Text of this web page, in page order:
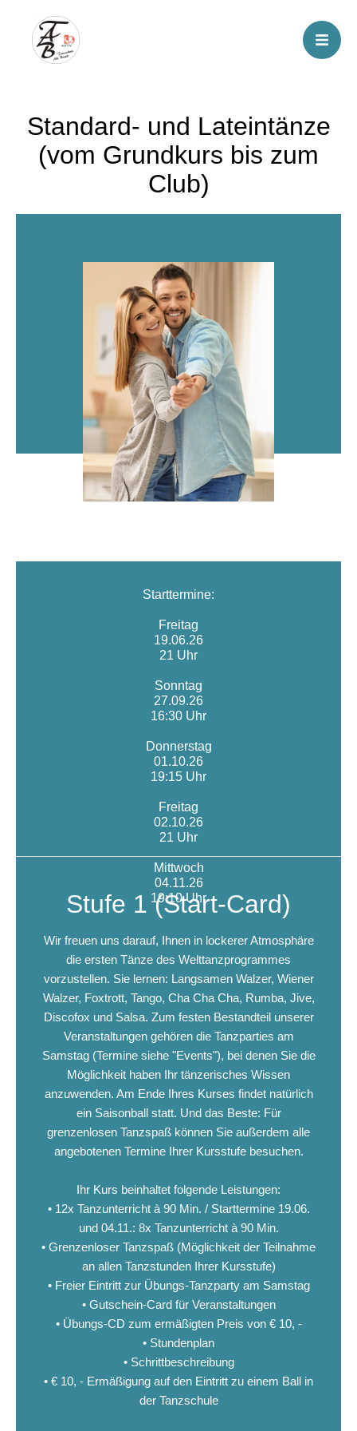
Standard- und Lateintänze
(vom Grundkurs bis zum
Club)
Starttermine:
Freitag
19.06.26
21 Uhr
Sonntag
27.09.26
16:30 Uhr
Donnerstag
01.10.26
19:15 Uhr
Freitag
02.10.26
21 Uhr
Mittwoch
04.11.26
19:10 Uhr
Stufe 1 (Start-Card)
Wir freuen uns darauf, Ihnen in lockerer Atmosphäre
die ersten Tänze des Welttanzprogrammes
vorzustellen. Sie lernen: Langsamen Walzer, Wiener
Walzer, Foxtrott, Tango, Cha Cha Cha, Rumba, Jive,
Discofox und Salsa. Zum festen Bestandteil unserer
Veranstaltungen gehören die Tanzparties am
Samstag (Termine siehe "Events"), bei denen Sie die
Möglichkeit haben Ihr tänzerisches Wissen
anzuwenden. Am Ende Ihres Kurses findet natürlich
ein Saisonball statt. Und das Beste: Für
grenzenlosen Tanzspaß können Sie außerdem alle
angebotenen Termine Ihrer Kursstufe besuchen.
Ihr Kurs beinhaltet folgende Leistungen:
• 12x Tanzunterricht à 90 Min. / Starttermine 19.06.
und 04.11.: 8x Tanzunterricht à 90 Min.
• Grenzenloser Tanzspaß (Möglichkeit der Teilnahme
an allen Tanzstunden Ihrer Kursstufe)
• Freier Eintritt zur Übungs-Tanzparty am Samstag
• Gutschein-Card für Veranstaltungen
• Übungs-CD zum ermäßigten Preis von € 10, -
• Stundenplan
• Schrittbeschreibung
• € 10, - Ermäßigung auf den Eintritt zu einem Ball in
der Tanzschule